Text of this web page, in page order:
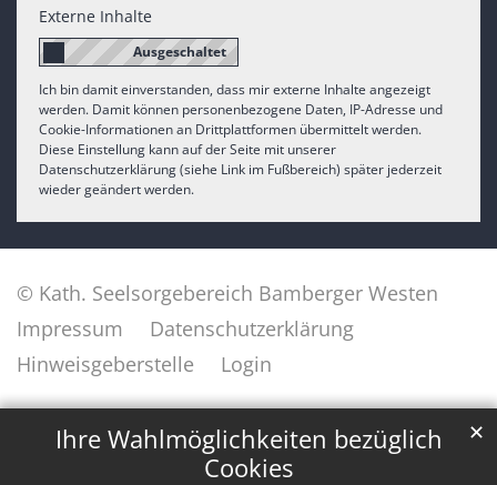
Ihre Wahlmöglichkeiten bezüglich
Cookies
✕
Externe Inhalte
Ich bin damit einverstanden, dass mir externe Inhalte angezeigt
werden. Damit können personenbezogene Daten, IP-Adresse und
Cookie-Informationen an Drittplattformen übermittelt werden.
Diese Einstellung kann auf der Seite mit unserer
Datenschutzerklärung (siehe Link im Fußbereich) später jederzeit
wieder geändert werden.
© Kath. Seelsorgebereich Bamberger Westen
Impressum
Datenschutzerklärung
Hinweisgeberstelle
Login